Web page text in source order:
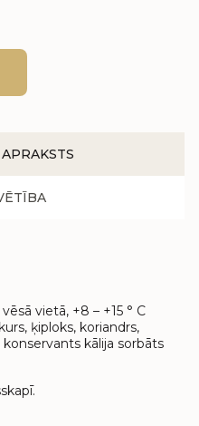
vietā, +8 – +15 ° C
ķiploks, koriandrs,
konservants kālija sorbāts